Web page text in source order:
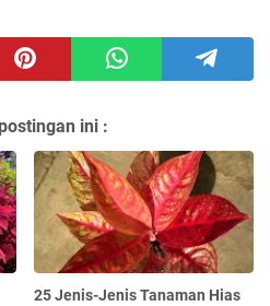
ini :
25 Jenis-Jenis Tanaman Hias